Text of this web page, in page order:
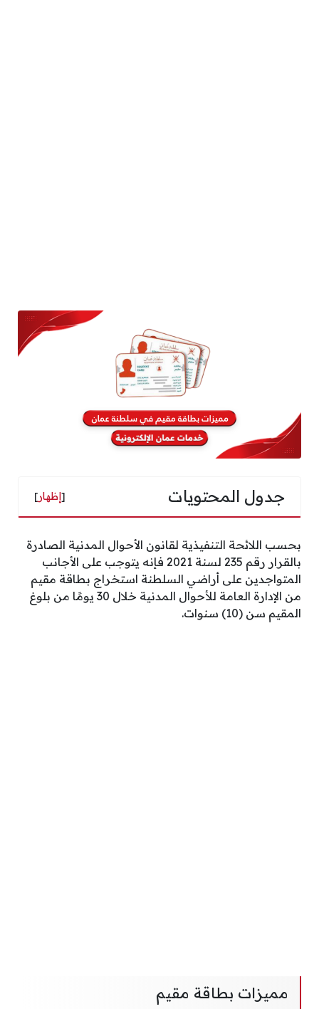
جدول المحتويات [إظهار]
بحسب اللائحة التنفيذية لقانون الأحوال المدنية الصادرة
بالقرار رقم 235 لسنة 2021 فإنه يتوجب على الأجانب
المتواجدين على أراضي السلطنة استخراج بطاقة مقيم
من الإدارة العامة للأحوال المدنية خلال 30 يومًا من بلوغ
المقيم سن (10) سنوات.
مميزات بطاقة مقيم